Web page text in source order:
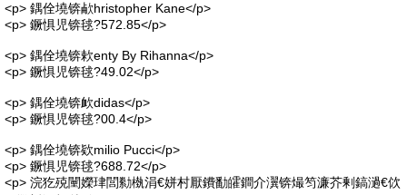
<p> 鍝佺墝锛欳hristopher Kane</p>
<p> 鐝惧児锛毬?572.85</p>
<p> 鍝佺墝锛欶enty By Rihanna</p>
<p> 鐝惧児锛毬?49.02</p>
<p> 鍝佺墝锛欰didas</p>
<p> 鐝惧児锛毬?00.4</p>
<p> 鍝佺墝锛欵milio Pucci</p>
<p> 鐝惧児锛毬?688.72</p>
<p> 浣犵殑闉嬫珒閭勬槸涓€姘村厭鐨勫皬鐧介瀷锛熶笉濂芥剰鎬濄€佽